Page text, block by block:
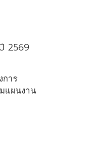
การ
แผนงาน
2569